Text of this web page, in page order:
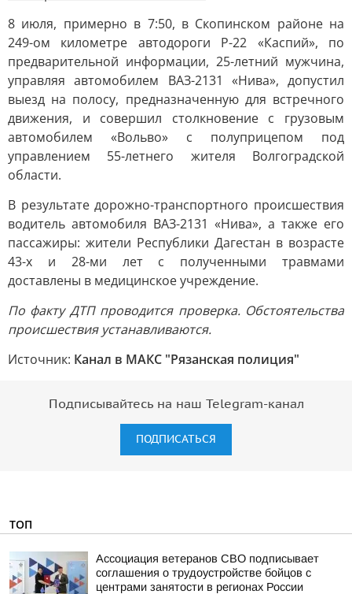
8 июля, примерно в 7:50, в Скопинском районе на
249-ом километре автодороги Р-22 «Каспий», по
предварительной информации, 25-летний мужчина,
управляя автомобилем ВАЗ-2131 «Нива», допустил
выезд на полосу, предназначенную для встречного
движения, и совершил столкновение с грузовым
автомобилем «Вольво» с полуприцепом под
управлением 55-летнего жителя Волгоградской
области.
В результате дорожно-транспортного происшествия
водитель автомобиля ВАЗ-2131 «Нива», а также его
пассажиры: жители Республики Дагестан в возрасте
43-х и 28-ми лет с полученными травмами
доставлены в медицинское учреждение.
По факту ДТП проводится проверка. Обстоятельства
происшествия устанавливаются.
Источник: Канал в МАКС "Рязанская полиция"
Подписывайтесь на наш Telegram-канал
ПОДПИСАТЬСЯ
ТОП
Ассоциация ветеранов СВО подписывает
соглашения о трудоустройстве бойцов с
центрами занятости в регионах России